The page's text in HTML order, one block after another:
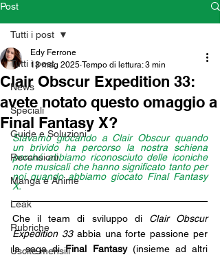
Post
Tutti i post
News
Speciali
Guide e Soluzioni
Recensioni
Manga e Anime
Leak
Rubriche
Uscite mensili
Tutti i post
Clair Obscur Expedition 33:
avete notato questo omaggio a
Final Fantasy X?
Edy Ferrone
13 mag 2025 Tempo di lettura: 3 min
Stavamo giocando a Clair Obscur quando
un brivido ha percorso la nostra schiena
perché abbiamo riconosciuto delle iconiche
note musicali che hanno significato tanto per
noi quando abbiamo giocato Final Fantasy
X.
Che il team di sviluppo di Clair Obscur
Expedition 33 abbia una forte passione per
la saga di Final Fantasy (insieme ad altri